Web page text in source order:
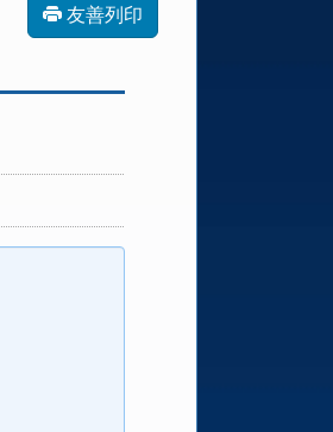
友善列印